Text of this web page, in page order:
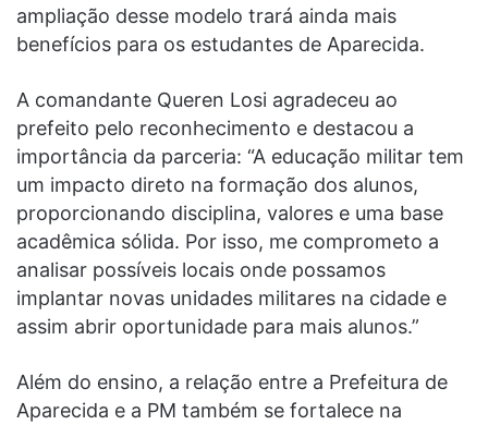
ampliação desse modelo trará ainda mais
benefícios para os estudantes de Aparecida.
A comandante Queren Losi agradeceu ao
prefeito pelo reconhecimento e destacou a
importância da parceria: “A educação militar tem
um impacto direto na formação dos alunos,
proporcionando disciplina, valores e uma base
acadêmica sólida. Por isso, me comprometo a
analisar possíveis locais onde possamos
implantar novas unidades militares na cidade e
assim abrir oportunidade para mais alunos.”
Além do ensino, a relação entre a Prefeitura de
Aparecida e a PM também se fortalece na